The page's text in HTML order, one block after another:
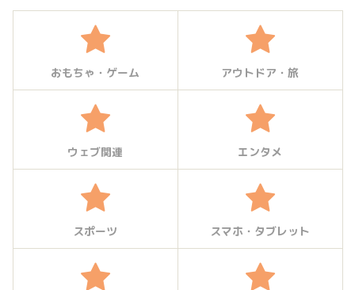
おもちゃ・ゲーム アウトドア・旅
ウェブ関連 エンタメ
スポーツ スマホ・タブレット